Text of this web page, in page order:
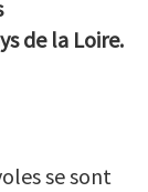
de la Loire.
se sont